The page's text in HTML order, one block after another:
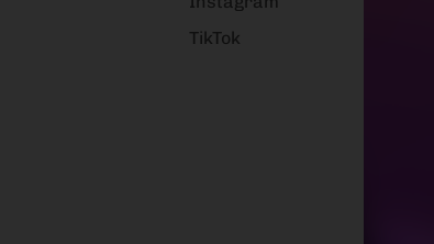
TikTok